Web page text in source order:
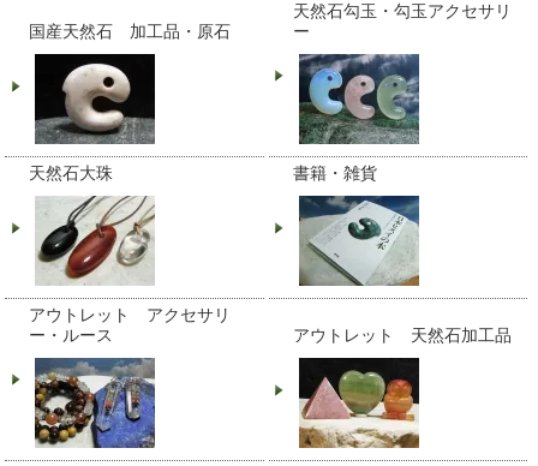
国産天然石 加工品・原石
天然石勾玉・勾玉アクセサリ
ー
天然石大珠 書籍・雑貨
アウトレット アクセサリ
ー・ルース
アウトレット 天然石加工品